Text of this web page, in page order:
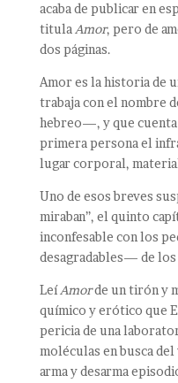
acaba de publicar en
titula Amor, pero de
dos páginas.
Amor es la historia de
trabaja con el nombre
hebreo—, y que cuenta
primera persona el
lugar corporal,
Uno de esos breves
miraban”, el quinto
inconfesable con los
desagradables— de
LeíAmorde un tirón y
químico y erótico que
pericia de una
moléculas en busca
arma y desarma